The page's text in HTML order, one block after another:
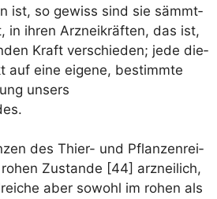
ist, so gewiss sind sie sämmt­
in ihren Arz­nei­kräf­ten, das ist,
Kraft ver­schie­den; jede die­
auf eine eige­ne, bestimm­te
unsers
des Thi­er- und Pflan­zen­rei­
Zustan­de [44] arz­nei­lich,
aber sowohl im rohen als